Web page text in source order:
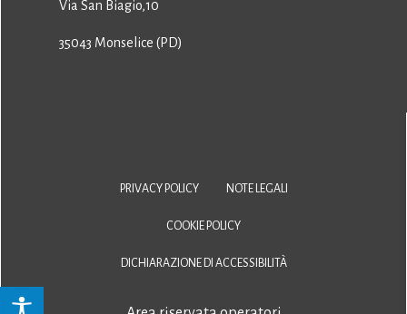
Via San Biagio,10
35043 Monselice (PD)
PRIVACY POLICY NOTE LEGALI
COOKIE POLICY
DICHIARAZIONE DI ACCESSIBILITÀ